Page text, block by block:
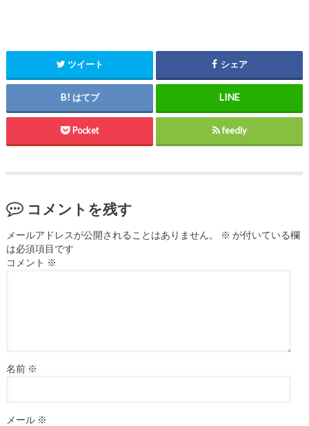
ツイート シェア
はてブ
Pocket feedly
コメントを残す
メールアドレスが公開されることはありません。 ※ が付いている欄
は必須項目です
コメント ※
名前 ※
メール ※